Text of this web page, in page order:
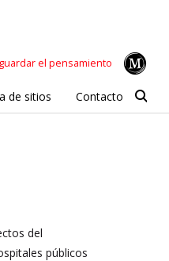
el pensamiento
de sitios Contacto
del
públicos